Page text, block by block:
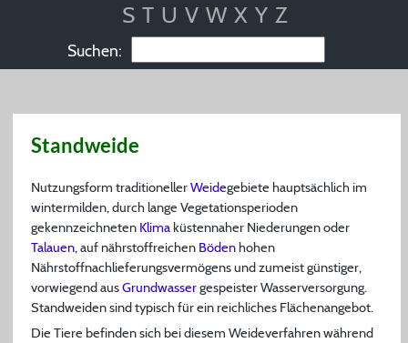
S T U V W X Y Z
Suchen:
Standweide
Nutzungsform traditionellerWeidegebiete hauptsächlich im
wintermilden, durch lange Vegetationsperioden
gekennzeichneten Klimaküstennaher Niederungen oder
Talauen, auf nährstoffreichen Bödenhohen
Nährstoffnachlieferungsvermögens und zumeist günstiger,
vorwiegend ausGrundwassergespeister Wasserversorgung.
Standweiden sind typisch für ein reichliches Flächenangebot.
Die Tiere befinden sich bei diesem Weideverfahren während